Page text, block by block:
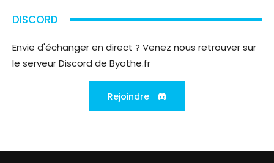
DISCORD
Envie d'échanger en direct ? Venez nous retrouver sur
le serveur Discord de Byothe.fr
Rejoindre